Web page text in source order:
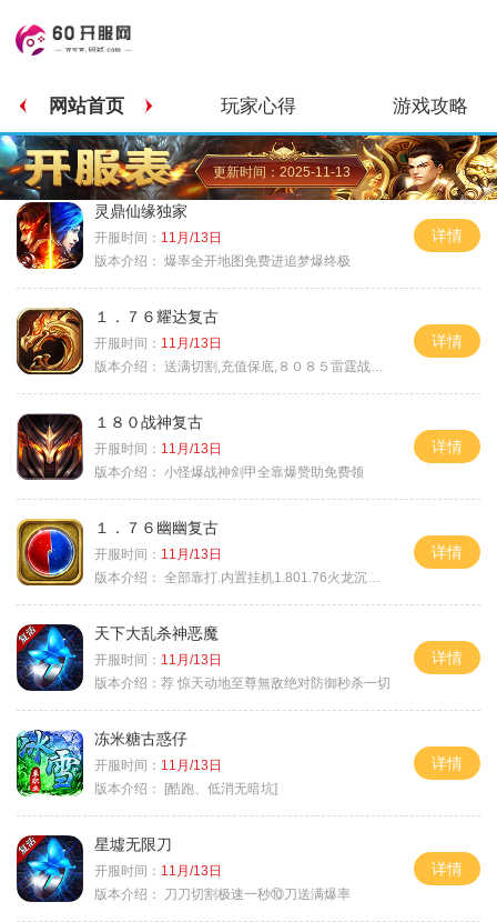
网站首页 玩家心得 游戏攻略
更新时间：2025-11-13
灵鼎仙缘独家
开服时间： 11月/13日
版本介绍： 爆率全开地图免费进追梦爆终极
详情
１．７６耀达复古
开服时间： 11月/13日
版本介绍： 送满切割,充值保底,８０８５雷霆战神微变
详情
１８０战神复古
开服时间： 11月/13日
版本介绍： 小怪爆战神剑甲全靠爆赞助免费领
详情
１．７６幽幽复古
开服时间： 11月/13日
版本介绍： 全部靠打.内置挂机1.801.76火龙沉默微变
详情
天下大乱杀神恶魔
开服时间： 11月/13日
版本介绍： 荐 惊天动地至尊無敌绝对防御秒杀一切
详情
冻米糖古惑仔
开服时间： 11月/13日
版本介绍：
[酷跑、低消无暗坑]
详情
星墟无限刀
开服时间： 11月/13日
版本介绍：
刀刀切割极速一秒⑩刀送满爆率
详情